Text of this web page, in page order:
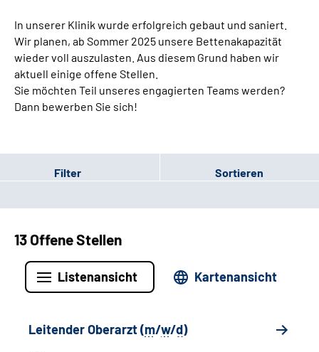
In unserer Klinik wurde erfolgreich gebaut und saniert.
Wir planen, ab Sommer 2025 unsere Bettenakapazität
wieder voll auszulasten. Aus diesem Grund haben wir
aktuell einige offene Stellen.
Sie möchten Teil unseres engagierten Teams werden?
Dann bewerben Sie sich!
Filter Sortieren
13 Offene Stellen
Listenansicht Kartenansicht
Leitender Oberarzt (m/w/d)